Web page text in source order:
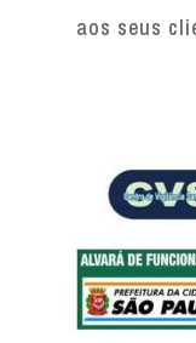
aos seus